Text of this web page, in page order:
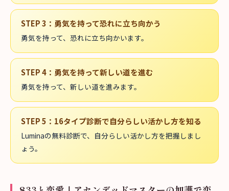
STEP3 ： 勇気を持って恐れに立ち向かう
勇気を持って、恐れに立ち向かいます。
STEP4 ： 勇気を持って新しい道を進む
勇気を持って、新しい道を進みます。
STEP5 ： 16タイプ診断で自分らしい活かし方を知る
Luminaの無料診断で、自分らしい活かし方を把握しまし
ょう。